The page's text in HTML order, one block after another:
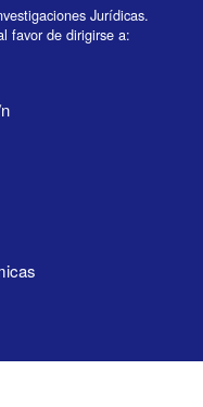
Jurídicas.
favor de dirigirse a: